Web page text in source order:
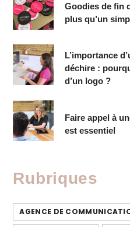
Goodies de fin
plus qu’un
L’importance
déchire :
d’un logo ?
Faire appel à
est essentiel
Rubriques
AGENCE DE